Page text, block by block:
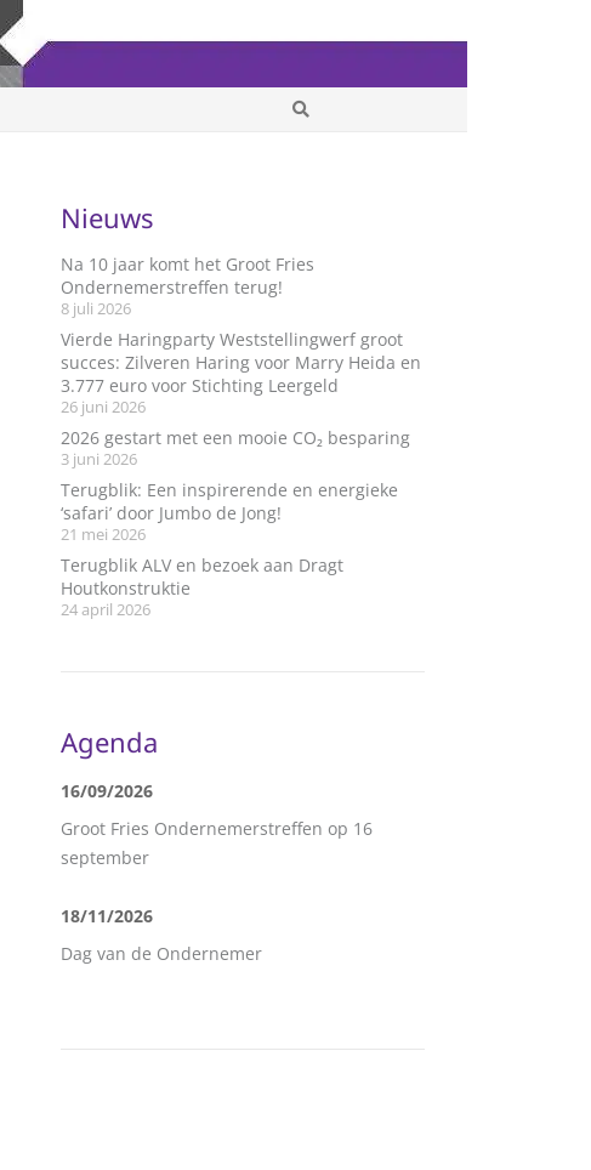
Nieuws
Na 10 jaar komt het Groot Fries
Ondernemerstreffen terug!
8 juli 2026
Vierde Haringparty Weststellingwerf groot
succes: Zilveren Haring voor Marry Heida en
3.777 euro voor Stichting Leergeld
26 juni 2026
2026 gestart met een mooie CO₂ besparing
3 juni 2026
Terugblik: Een inspirerende en energieke
‘safari’ door Jumbo de Jong!
21 mei 2026
Terugblik ALV en bezoek aan Dragt
Houtkonstruktie
24 april 2026
Agenda
16/09/2026
Groot Fries Ondernemerstreffen op 16
september
18/11/2026
Dag van de Ondernemer